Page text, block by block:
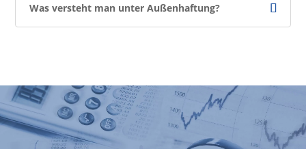
Was versteht man unter Außenhaftung?